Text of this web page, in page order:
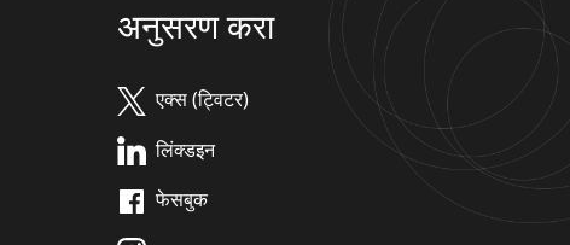
अनुसरण करा
एक्स (ट्विटर)
लिंक्डइन
फेसबुक